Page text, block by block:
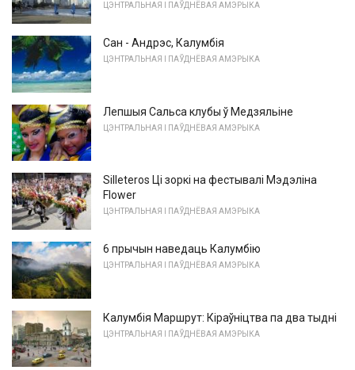
ЦЭНТРАЛЬНАЯ І ПАЎДНЁВАЯ АМЭРЫКА
Сан - Андрэс, Калумбія
ЦЭНТРАЛЬНАЯ І ПАЎДНЁВАЯ АМЭРЫКА
Лепшыя Сальса клубы ў Медзяльіне
ЦЭНТРАЛЬНАЯ І ПАЎДНЁВАЯ АМЭРЫКА
Silleteros Ці зоркі на фестывалі Мэдэліна
Flower
ЦЭНТРАЛЬНАЯ І ПАЎДНЁВАЯ АМЭРЫКА
6 прычын наведаць Калумбію
ЦЭНТРАЛЬНАЯ І ПАЎДНЁВАЯ АМЭРЫКА
Калумбія Маршрут: Кіраўніцтва па два тыдні
ЦЭНТРАЛЬНАЯ І ПАЎДНЁВАЯ АМЭРЫКА